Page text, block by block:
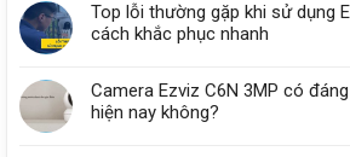
Top lỗi thường gặp khi sử dụng
cách khắc phục nhanh
Camera Ezviz C6N 3MP có
hiện nay không?